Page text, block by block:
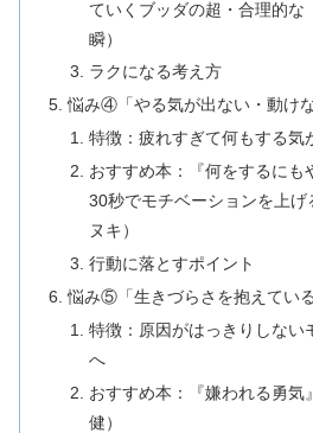
ていくブッダの超・合理的な
瞬）
ラクになる考え方
悩み④「やる気が出ない・動け
特徴：疲れすぎて何もする気
おすすめ本：『何をするにも
30秒でモチベーションを上げ
ヌキ）
行動に落とすポイント
悩み⑤「生きづらさを抱えてい
特徴：原因がはっきりしない
へ
おすすめ本：『嫌われる勇気
健）